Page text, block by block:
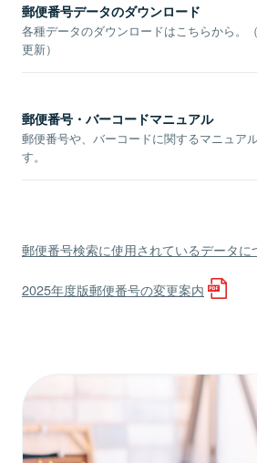
郵便番号データのダウンロード
各種データのダウンロードはこちらから。
更新）
郵便番号・バーコードマニュアル
郵便番号や、バーコードに関するマニュア
す。
郵便番号検索に使用されているデータに
2025年度版郵便番号の変更案内